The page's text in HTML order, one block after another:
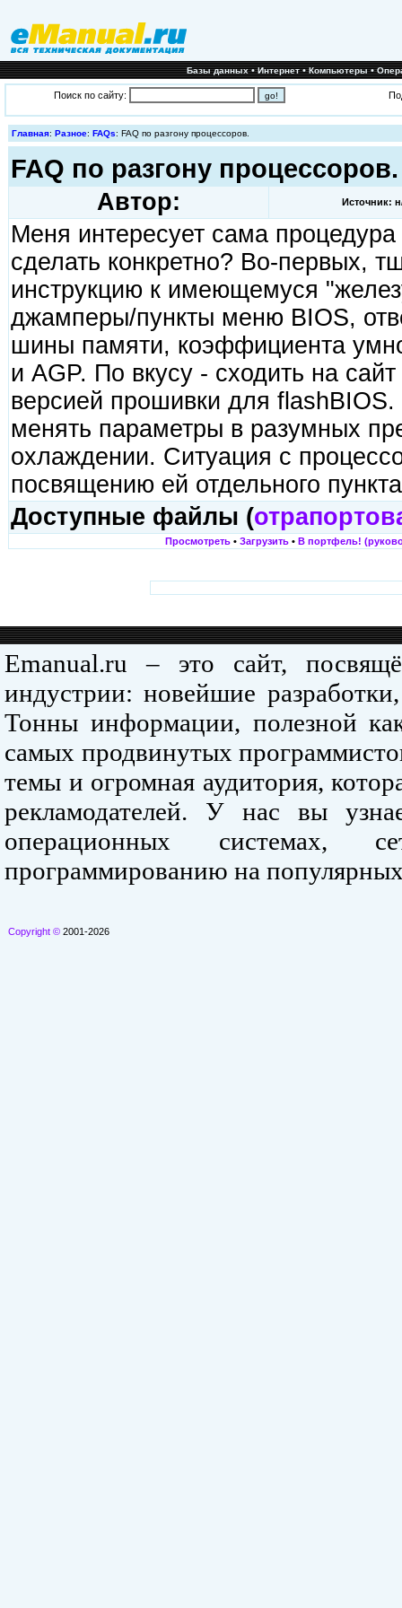
Базы данных•Интернет•Компьютеры•
Поиск по сайту:
Главная: Разное: FAQs: FAQ по разгону процессоров.
FAQ по разгону процессоров.
Автор: Источник:
Меня интересует сама
сделать конкретно? Во-первых,
инструкцию к имеющемуся
джамперы/пункты меню BIOS,
шины памяти, коэффициента
и AGP. По вкусу - сходить на
версией прошивки для
менять параметры в разумных
охлаждении. Ситуация с
посвящению ей отдельного
Доступные файлы (
Просмотреть • Загрузить • В портфель!
Emanual.ru – это сайт,
индустрии: новейшие
Тонны информации, полезной
самых продвинутых
темы и огромная аудитория,
рекламодателей. У нас вы
операционных системах,
программированию на
Copyright © 2001-2026